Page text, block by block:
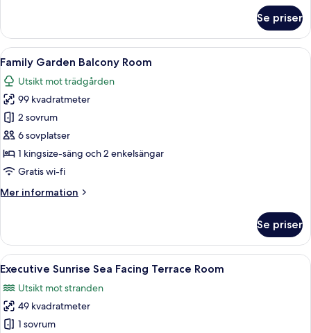
Sunrise
Sea
Facing
Balcony
Room
Se priser
Öppna
alla
foton
för
Family
Garden
Balcony
Room
Ett hotellrum med en stor säng, en
7
Family Garden Balcony Room
Utsikt mot trädgården
99 kvadratmeter
2 sovrum
6 sovplatser
1 kingsize-säng och 2 enkelsängar
Gratis wi-fi
Mer information
Mer
Garden
Balcony
Room
Se priser
Öppna
alla
foton
för
Executive
Ett hotellrum med en stor säng, en
7
Executive Sunrise Sea Facing Terrace Room
Utsikt mot stranden
49 kvadratmeter
1 sovrum